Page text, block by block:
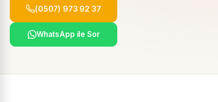
(0507) 973 92 37
WhatsApp ile Sor